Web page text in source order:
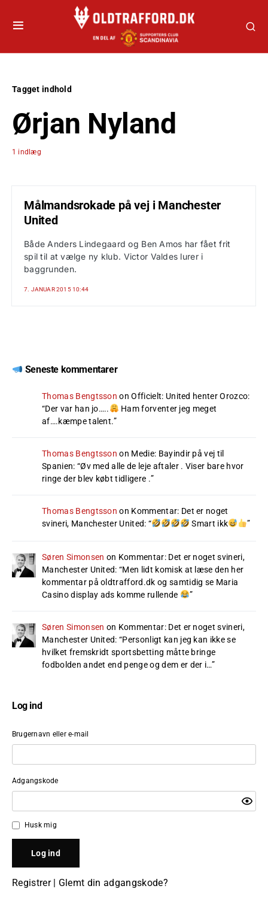
Tagget indhold
Ørjan Nyland
1 indlæg
Målmandsrokade på vej i Manchester
United
Både Anders Lindegaard og Ben Amos har fået frit
spil til at vælge ny klub. Victor Valdes lurer i
baggrunden.
7. JANUAR 2015 10:44
Seneste kommentarer
Thomas Bengtsson onOfficielt: United henter Orozco:
“Der var han jo…..
Ham forventer jeg meget
af….kæmpe talent.”
Thomas Bengtsson on Medie: Bayindir på vej til
Spanien: “Øv med alle de leje aftaler . Viser bare hvor
ringe der blev købt tidligere .”
Thomas Bengtsson on Kommentar: Det er noget
svineri, Manchester United: “ Smart ikk ”
Søren Simonsen on Kommentar: Det er noget svineri,
Manchester United: “Men lidt komisk at læse den her
kommentar på oldtrafford.dk og samtidig se Maria
Casino display ads komme rullende
”
Søren Simonsen on Kommentar: Det er noget svineri,
Manchester United: “Personligt kan jeg kan ikke se
hvilket fremskridt sportsbetting måtte bringe
fodbolden andet end penge og dem er der i…”
Log ind
Brugernavn eller e-mail
Adgangskode
Husk mig
Registrer| Glemt din adgangskode?